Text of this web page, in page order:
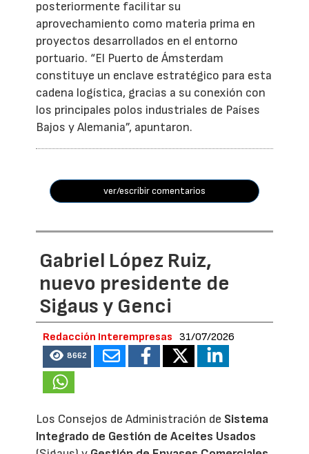
posteriormente facilitar su
aprovechamiento como materia prima en
proyectos desarrollados en el entorno
portuario. “El Puerto de Ámsterdam
constituye un enclave estratégico para esta
cadena logística, gracias a su conexión con
los principales polos industriales de Países
Bajos y Alemania”, apuntaron.
ver/escribir comentarios
Gabriel López Ruiz,
nuevo presidente de
Sigaus y Genci
Redacción Interempresas 31/07/2026
8662
Los Consejos de Administración de Sistema
Integrado de Gestión de Aceites Usados